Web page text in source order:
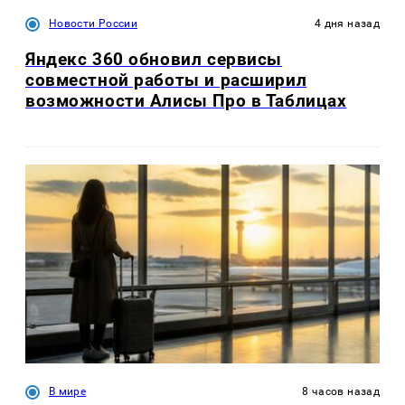
Новости России 4 дня назад
Яндекс 360 обновил сервисы
совместной работы и расширил
возможности Алисы Про в Таблицах
В мире 8 часов назад